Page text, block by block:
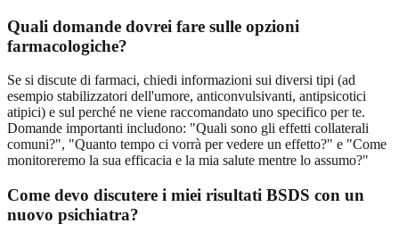
Quali domande dovrei fare sulle opzioni
farmacologiche?
Se si discute di farmaci, chiedi informazioni sui diversi tipi (ad
esempio stabilizzatori dell'umore, anticonvulsivanti, antipsicotici
atipici) e sul perché ne viene raccomandato uno specifico per te.
Domande importanti includono: "Quali sono gli effetti collaterali
comuni?", "Quanto tempo ci vorrà per vedere un effetto?" e "Come
monitoreremo la sua efficacia e la mia salute mentre lo assumo?"
Come devo discutere i miei risultati BSDS con un
nuovo psichiatra?